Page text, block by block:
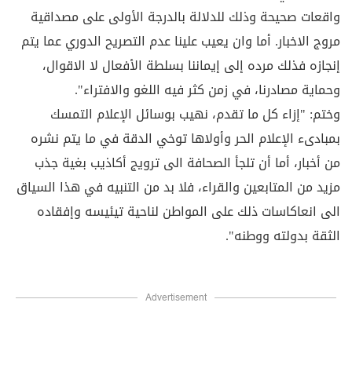
واقعات صحيحة وذلك للدلالة بالدرجة الأولى على مصداقية
مروج الاخبار. أما وان يعيب علينا عدم التصريح الدوري عما يتم
إنجازه فذلك مرده إلى إيماننا بسلطة الأفعال لا الاقوال،
وحماية مصادرنا، في زمن كثر فيه اللغو والافتراء".
وختم: "إزاء كل ما تقدم، نهيب بوسائل الإعلام التمسك
بمبادىء الإعلام الحر وأولاها توخي الدقة في ما يتم نشره
من أخبار، أما أن تلجأ الصحافة الى ترويج أكاذيب بغية جذب
مزيد من المتابعين والقراء، فلا بد من التنبيه في هذا السياق
الى انعاكاسات ذلك على المواطن لناحية تيئيسه وإفقاده
الثقة بدولته ووطنه".
Advertisement